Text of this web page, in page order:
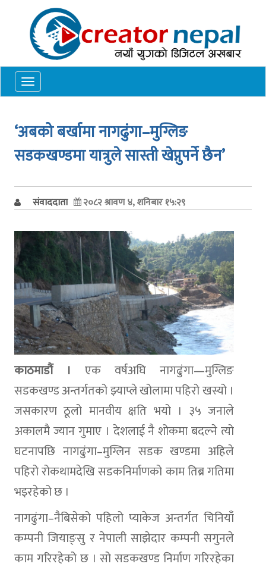
Toggle
navigation
‘अबको बर्खामा नागढुंगा–मुग्लिङ
सडकखण्डमा यात्रुले सास्ती खेप्नुपर्ने छैन’
संवाददाता २०८२ श्रावण ४, शनिबार १५:२९
काठमाडौं । एक वर्षअघि नागढुंगा—मुग्लिङ
सडकखण्ड अन्तर्गतको झ्याप्ले खोलामा पहिरो खस्यो ।
जसकारण ठूलो मानवीय क्षति भयो । ३५ जनाले
अकालमै ज्यान गुमाए । देशलाई नै शोकमा बदल्ने त्यो
घटनापछि नागढुंगा–मुग्लिन सडक खण्डमा अहिले
पहिरो रोकथामदेखि सडकनिर्माणको काम तिब्र गतिमा
भइरहेको छ ।
नागढुंगा–नैबिसेको पहिलो प्याकेज अन्तर्गत चिनियाँ
कम्पनी जियाङ्सु र नेपाली साझेदार कम्पनी सगुनले
काम गरिरहेको छ । सो सडकखण्ड निर्माण गरिरहेका